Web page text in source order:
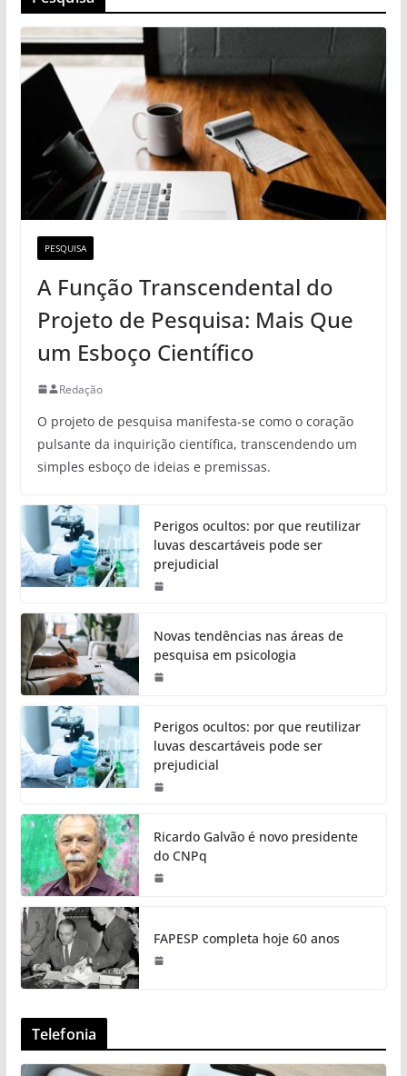
PESQUISA
A Função Transcendental do
Projeto de Pesquisa: Mais Que
um Esboço Científico
Redação
O projeto de pesquisa manifesta-se como o coração
pulsante da inquirição científica, transcendendo um
simples esboço de ideias e premissas.
Perigos ocultos: por que reutilizar
luvas descartáveis pode ser
prejudicial
Novas tendências nas áreas de
pesquisa em psicologia
Perigos ocultos: por que reutilizar
luvas descartáveis pode ser
prejudicial
Ricardo Galvão é novo presidente
do CNPq
FAPESP completa hoje 60 anos
Telefonia